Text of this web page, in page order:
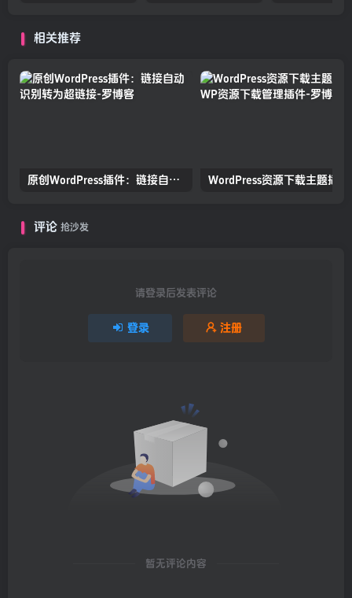
相关推荐
原创WordPress插件：链接自动识别转为超链接
评论 抢沙发
请登录后发表评论
登录 注册
暂无评论内容